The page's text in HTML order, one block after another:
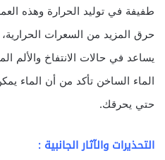
طفيفة في توليد الحرارة وهذه
حرق المزيد من السعرات
يساعد في حالات الانتفاخ والألم
الماء الساخن تأكد من أن الماء
حتي يحرقك.
التحذيرات والآثار الجانبية :